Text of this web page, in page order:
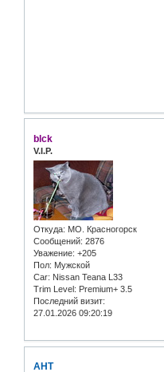
blck
V.I.P.
Откуда: МО. Красногорск
Сообщений: 2876
Уважение: +205
Пол: Мужской
Car: Nissan Teana L33
Trim Level: Premium+ 3.5
Последний визит:
27.01.2026 09:20:19
АНТ